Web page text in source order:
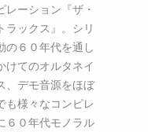
ーション『ザ・
ックス』。シリ
の６０年代を通し
けてのオルタネイ
、デモ音源をほぼ
も様々なコンピレ
６０年代モノラル